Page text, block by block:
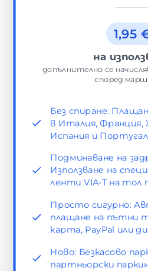
1,95
на
допълнително се
според
Без спиране:
в Италия, Франция,
Испания и
Подминаване на
Използване на
ленти VIA-T на тол
Просто сигурно:
плащане на пътни
карта, PayPal или
Ново: Безкасово
партньорски